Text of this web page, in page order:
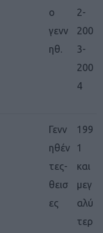
ο
γενν
ηθ.
2-
200
3-
200
4
Γενν
ηθέν
τες-
θεισ
ες
199
1
και
μεγ
αλύ
τερ